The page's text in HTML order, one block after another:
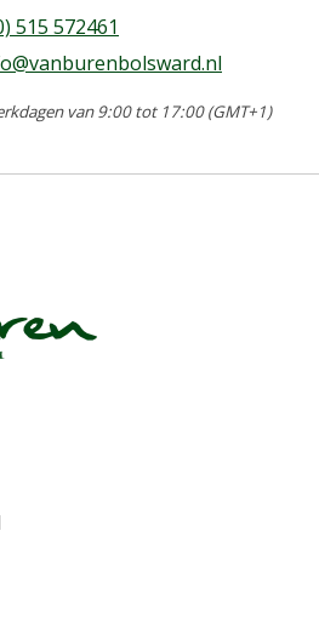
515 572461
van 9:00 tot 17:00 (GMT+1)